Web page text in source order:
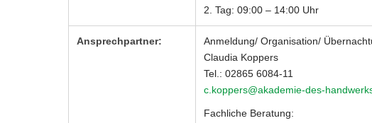
2. Tag: 09:00 – 14:00 Uhr
Ansprechpartner:
Anmeldung/ Organisation/
Claudia Koppers
Tel.: 02865 6084-11
c.koppers@akademie-des-
Fachliche Beratung: